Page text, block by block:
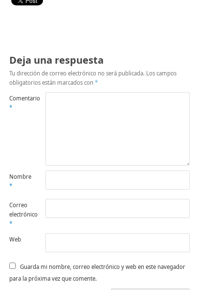
Deja una respuesta
Tu dirección de correo electrónico no será publicada. Los campos
obligatorios están marcados con *
Comentario
*
Nombre
*
Correo
electrónico
*
Web
Guarda mi nombre, correo electrónico y web en este navegador
para la próxima vez que comente.